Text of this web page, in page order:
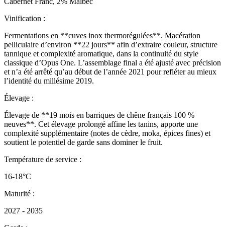
Vinification :
Fermentations en **cuves inox thermorégulées**. Macération
pelliculaire d’environ **22 jours** afin d’extraire couleur, structure
tannique et complexité aromatique, dans la continuité du style
classique d’Opus One. L’assemblage final a été ajusté avec précision
et n’a été arrêté qu’au début de l’année 2021 pour refléter au mieux
l’identité du millésime 2019.
Élevage :
Élevage de **19 mois en barriques de chêne français 100 %
neuves**. Cet élevage prolongé affine les tanins, apporte une
complexité supplémentaire (notes de cèdre, moka, épices fines) et
soutient le potentiel de garde sans dominer le fruit.
Température de service :
16-18°C
Maturité :
2027 - 2035